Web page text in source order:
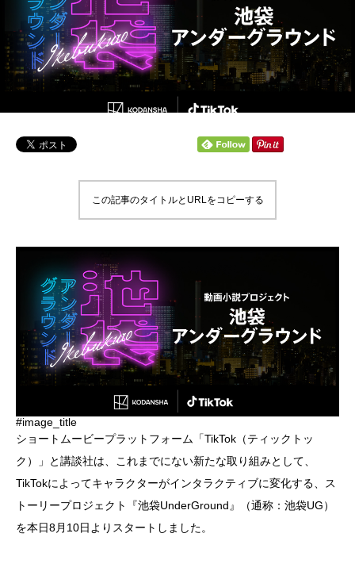
この記事のタイトルとURLをコピーする
#image_title
ショートムービープラットフォーム「TikTok（ティックトッ
ク）」と講談社は、これまでにない新たな取り組みとして、
TikTokによってキャラクターがインタラクティブに変化する、ス
トーリープロジェクト『池袋UnderGround』（通称：池袋UG）
を本日8月10日よりスタートしました。